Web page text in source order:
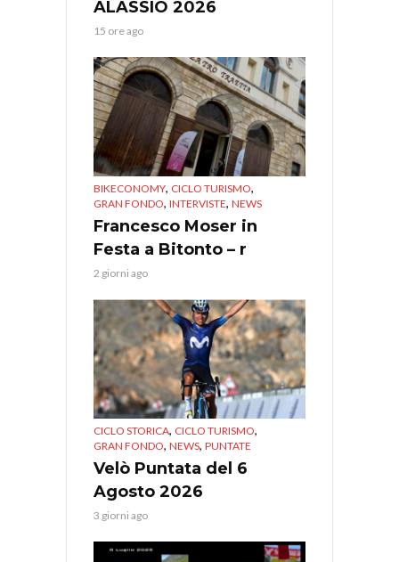
ALASSIO 2026
15 ore ago
BIKECONOMY, CICLO TURISMO,
GRAN FONDO, INTERVISTE, NEWS
Francesco Moser in
Festa a Bitonto – r
2 giorni ago
CICLO STORICA, CICLO TURISMO,
GRAN FONDO, NEWS, PUNTATE
Velò Puntata del 6
Agosto 2026
3 giorni ago